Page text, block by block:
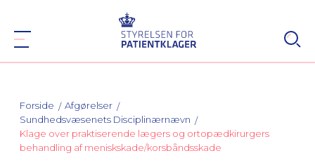
Forside
Afgørelser
Sundhedsvæsenets Disciplinærnævn
Klage over praktiserende lægers og ortopædkirurgers
behandling af meniskskade/korsbåndsskade